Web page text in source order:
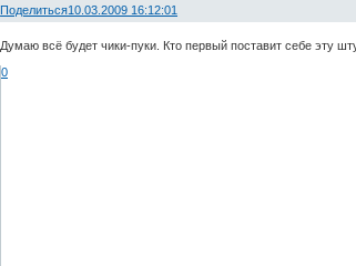
Поделиться10.03.2009 16:12:01
Думаю всё будет чики-пуки. Кто первый поставит себе эту
0